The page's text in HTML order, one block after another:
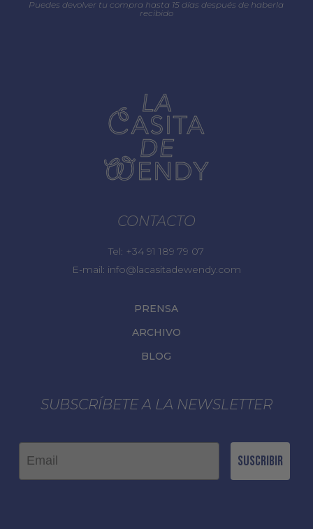
Puedes devolver tu compra hasta 15 días después de haberla
recibido
CONTACTO
Tel: +34 91 189 79 07
E-mail: info@lacasitadewendy.com
PRENSA
ARCHIVO
BLOG
SUBSCRÍBETE A LA NEWSLETTER
Email
Suscribir